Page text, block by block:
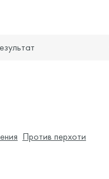
Против перхоти